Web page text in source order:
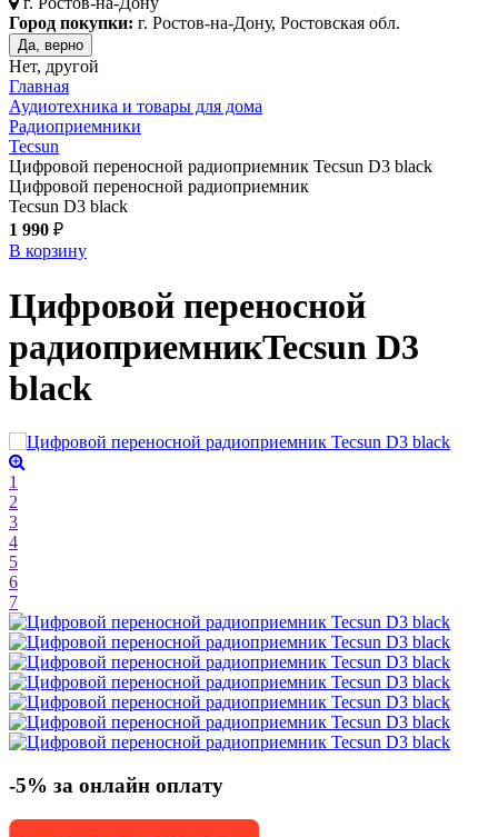
Город покупки: г. Ростов-на-Дону, Ростовская обл.
Да, верно
Нет, другой
Главная
Аудиотехника и товары для дома
Радиоприемники
Tecsun
Цифровой переносной радиоприемник Tecsun D3 black
Цифровой переносной радиоприемник
Tecsun D3 black
1 990 ₽
В корзину
Цифровой переносной
радиоприемникTecsun D3
black
1
2
3
4
5
6
7
-5% за онлайн оплату